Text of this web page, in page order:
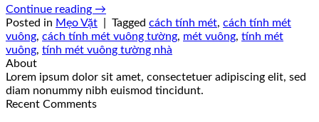
Continue reading →
Posted in Mẹo Vặt Tagged cách tính mét, cách tính mét
vuông, cách tính mét vuông tường, mét vuông, tính mét
vuông, tính mét vuông tường nhà
About
Lorem ipsum dolor sit amet, consectetuer adipiscing elit, sed
diam nonummy nibh euismod tincidunt.
Recent Comments